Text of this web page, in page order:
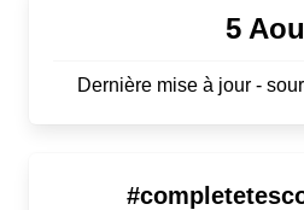
5
Dernière mise à jour -